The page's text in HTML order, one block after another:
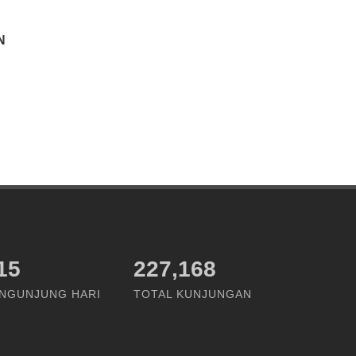
HARI
227,168
TOTAL KUNJUNGAN